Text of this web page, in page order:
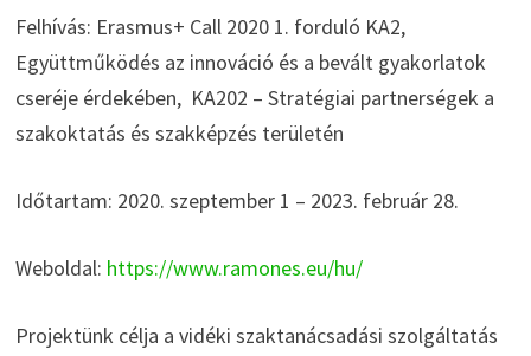
Felhívás: Erasmus+ Call 2020 1. forduló KA2,
Együttműködés az innováció és a bevált gyakorlatok
cseréje érdekében, KA202 – Stratégiai partnerségek a
szakoktatás és szakképzés területén
Időtartam: 2020. szeptember 1 – 2023. február 28.
Weboldal: https://www.ramones.eu/hu/
Projektünk célja a vidéki szaktanácsadási szolgáltatás